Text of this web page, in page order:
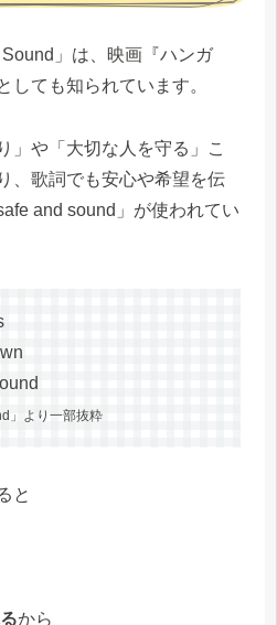
」は、映画『ハンガ
しても知られています。
」や「大切な人を守る」こ
、歌詞でも安心や希望を伝
and sound」が使われてい
」より一部抜粋
と
から